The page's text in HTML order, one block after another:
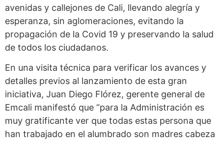
avenidas y callejones de Cali, llevando alegría y
esperanza, sin aglomeraciones, evitando la
propagación de la Covid 19 y preservando la salud
de todos los ciudadanos.
En una visita técnica para verificar los avances y
detalles previos al lanzamiento de esta gran
iniciativa, Juan Diego Flórez, gerente general de
Emcali manifestó que “para la Administración es
muy gratificante ver que todas estas persona que
han trabajado en el alumbrado son madres cabeza